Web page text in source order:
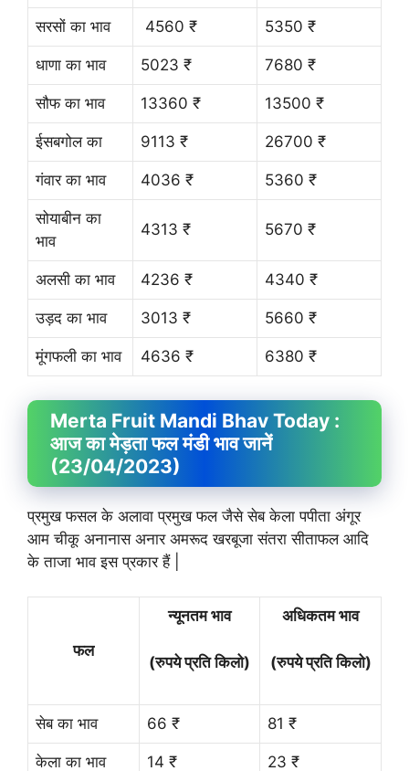
सरसों का भाव 4560 ₹ 5350 ₹
धाणा का भाव 5023 ₹ 7680 ₹
सौफ का भाव 13360 ₹ 13500 ₹
ईसबगोल का 9113 ₹ 26700 ₹
गंवार का भाव 4036 ₹ 5360 ₹
सोयाबीन का
भाव
4313 ₹ 5670 ₹
अलसी का भाव 4236 ₹ 4340 ₹
उड़द का भाव 3013 ₹ 5660 ₹
मूंगफली का भाव 4636 ₹ 6380 ₹
Merta Fruit Mandi Bhav Today :
आज का मेड़ता फल मंडी भाव जानें
(23/04/2023)
प्रमुख फसल के अलावा प्रमुख फल जैसे सेब केला पपीता अंगूर
आम चीकू अनानास अनार अमरूद खरबूजा संतरा सीताफल आदि
के ताजा भाव इस प्रकार हैं |
फल
न्यूनतम भाव
(रुपये प्रति किलो)
अधिकतम भाव
(रुपये प्रति किलो)
सेब का भाव 66 ₹ 81 ₹
केला का भाव 14 ₹ 23 ₹